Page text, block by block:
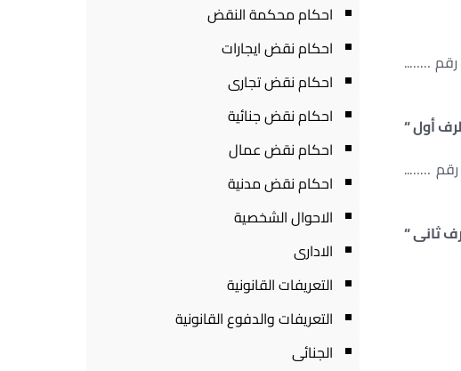
……..
أول “
……..
ثانى “
احكام محكمة النقض
احكام نقض ايجارات
احكام نقض تجارى
احكام نقض جنائية
احكام نقض عمال
احكام نقض مدنية
الاحوال الشخصية
الادارى
التعريفات القانونية
التعريفات والدفوع القانونية
الجنائى